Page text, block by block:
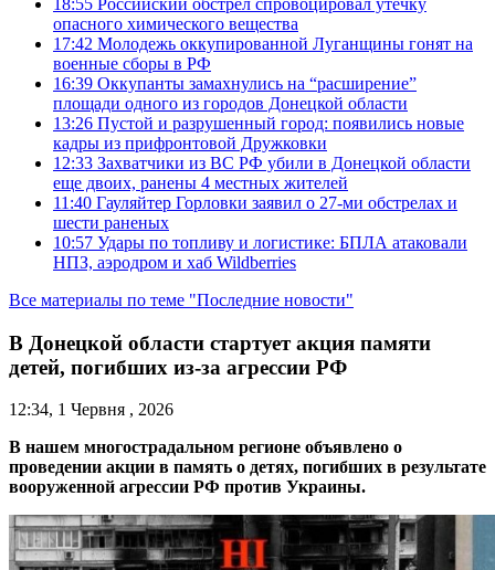
опасного химического вещества
17:42 Молодежь оккупированной Луганщины гонят на
военные сборы в РФ
16:39 Оккупанты замахнулись на “расширение”
площади одного из городов Донецкой области
13:26 Пустой и разрушенный город: появились новые
кадры из прифронтовой Дружковки
12:33 Захватчики из ВС РФ убили в Донецкой области
еще двоих, ранены 4 местных жителей
11:40 Гауляйтер Горловки заявил о 27-ми обстрелах и
шести раненых
10:57 Удары по топливу и логистике: БПЛА атаковали
НПЗ, аэродром и хаб Wildberries
Все материалы по теме "Последние новости"
В Донецкой области стартует акция памяти
детей, погибших из-за агрессии РФ
12:34, 1 Червня , 2026
В нашем многострадальном регионе объявлено о
проведении акции в память о детях, погибших в результате
вооруженной агрессии РФ против Украины.